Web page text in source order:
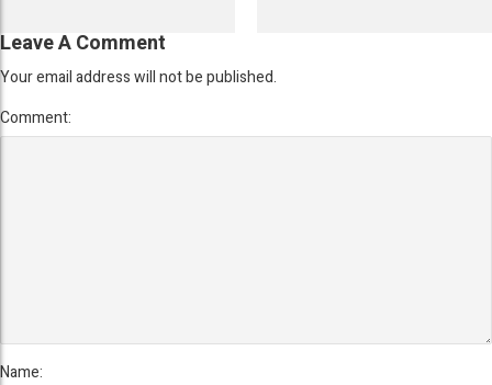
Leave A Comment
Your email address will not be published.
Comment:
Name: